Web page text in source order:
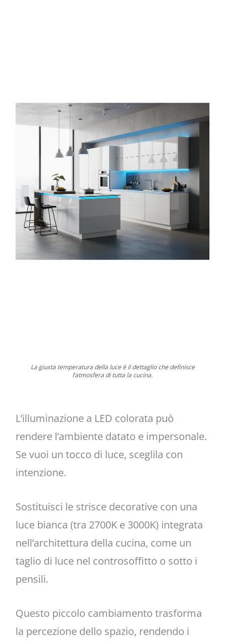
La giusta temperatura della luce è il dettaglio che definisce
l’atmosfera di tutta la cucina.
L’illuminazione a LED colorata può
rendere l’ambiente datato e impersonale.
Se vuoi un tocco di luce, sceglila con
intenzione.
Sostituisci le strisce decorative con una
luce bianca (tra 2700K e 3000K) integrata
nell’architettura della cucina, come un
taglio di luce nel controsoffitto o sotto i
pensili.
Questo piccolo cambiamento trasforma
la percezione dello spazio, rendendo i